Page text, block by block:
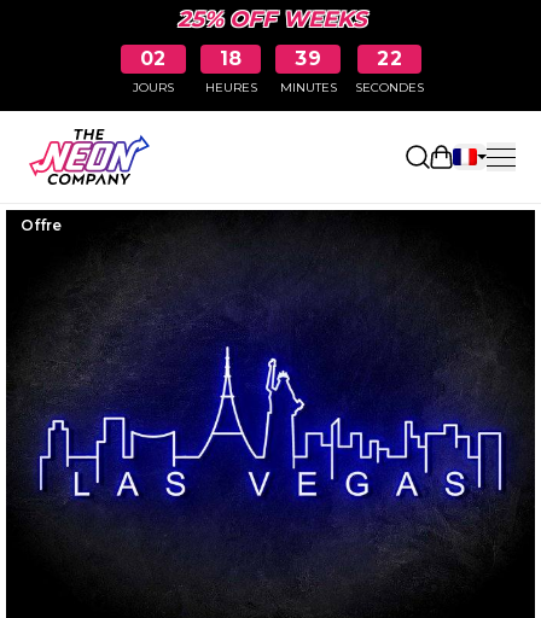
25% OFF WEEKS
02
JOURS
18
HEURES
39
MINUTES
22
SECONDES
Ouvrir le
Offre